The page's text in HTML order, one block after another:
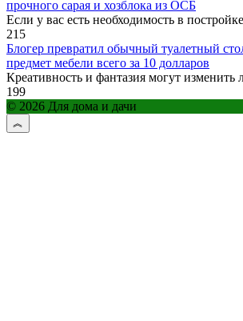
прочного сарая и хозблока из ОСБ
Если у вас есть необходимость в
215
Блогер превратил обычный туалетный
предмет мебели всего за 10 долларов
Креативность и фантазия могут
199
© 2026 Для дома и дачи